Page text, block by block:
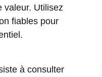
valeur. Utilisez
fiables pour
à consulter